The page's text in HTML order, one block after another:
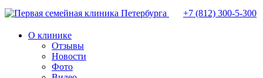
+7 (812) 300-5-300
О клинике
Отзывы
Новости
Фото